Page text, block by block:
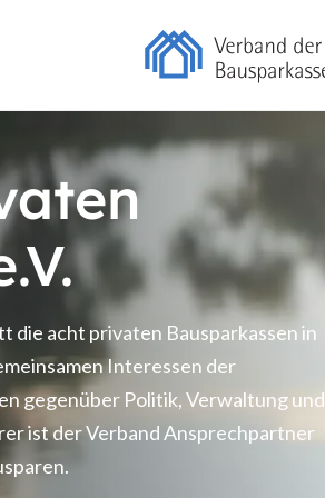
die acht privaten Bausparkassen in
Interessen der
gegenüber Politik, Verwaltung und
ist der Verband Ansprechpartner